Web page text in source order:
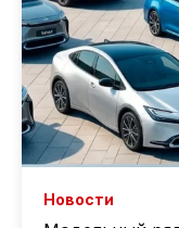
Новости